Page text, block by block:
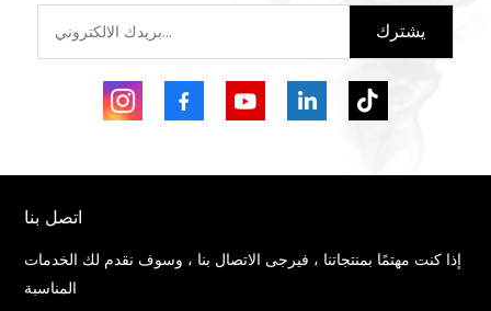
يشترك
اتصل بنا
إذا كنت مهتمًا بمنتجاتنا ، فيرجى الاتصال بنا ، وسوف نقدم لك الخدمات
المناسبة